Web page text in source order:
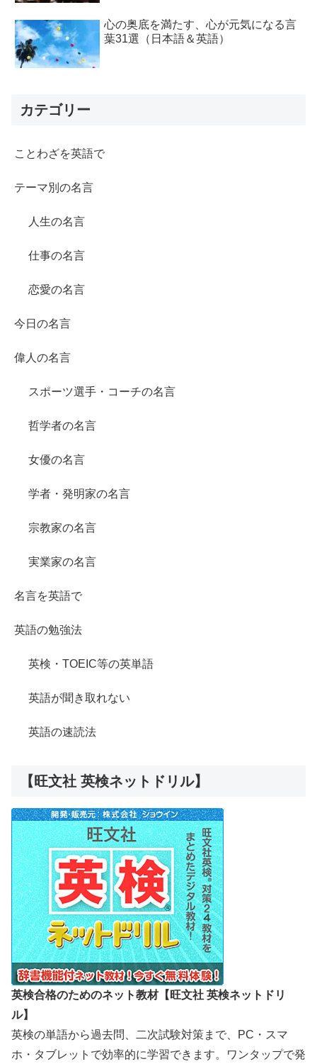
心の奥底を満たす、心が元気になる言
葉31選（日本語＆英語）
カテゴリー
ことわざを英語で
テーマ別の名言
人生の名言
仕事の名言
恋愛の名言
今日の名言
偉人の名言
スポーツ選手・コーチの名言
哲学者の名言
女優の名言
学者・発明家の名言
宗教家の名言
実業家の名言
名言を英語で
英語の勉強法
英検・TOEIC等の英単語
英語が聞き取れない
英語の速読法
【旺文社 英検ネットドリル】
英検合格のためのネット教材【旺文社 英検ネットドリ
ル】
英検の単語から過去問、二次試験対策まで、PC・スマ
ホ・タブレットで効率的に学習できます。ワンタップで発